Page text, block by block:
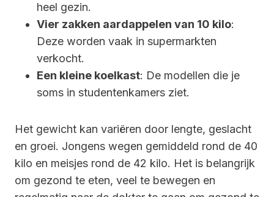
heel gezin.
Vier zakken aardappelen van 10 kilo:
Deze worden vaak in supermarkten
verkocht.
Een kleine koelkast: De modellen die je
soms in studentenkamers ziet.
Het gewicht kan variëren door lengte, geslacht
en groei. Jongens wegen gemiddeld rond de 40
kilo en meisjes rond de 42 kilo. Het is belangrijk
om gezond te eten, veel te bewegen en